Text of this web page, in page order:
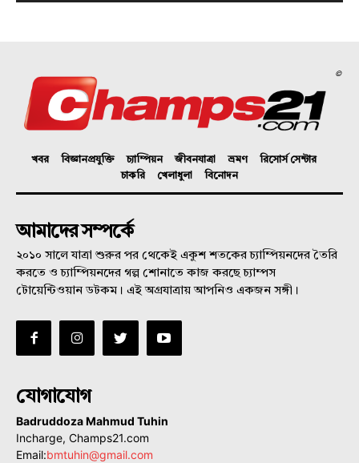
©
খবর বিজ্ঞানপ্রযুক্তি চ্যাম্পিয়ন জীবনযাত্রা ভ্রমণ
রিসোর্স সেন্টার
চাকরি
খেলাধুলা বিনোদন
আমাদের সম্পর্কে
২০১০ সালে যাত্রা শুরুর পর থেকেই একুশ শতকের চ্যাম্পিয়নদের তৈরি
করতে ও চ্যাম্পিয়নদের গল্প শোনাতে কাজ করছে চ্যাম্পস
টোয়েন্টিওয়ান ডটকম। এই অগ্রযাত্রায় আপনিও একজন সঙ্গী।
যোগাযোগ
Badruddoza Mahmud Tuhin
Incharge, Champs21.com
Email:bmtuhin@gmail.com